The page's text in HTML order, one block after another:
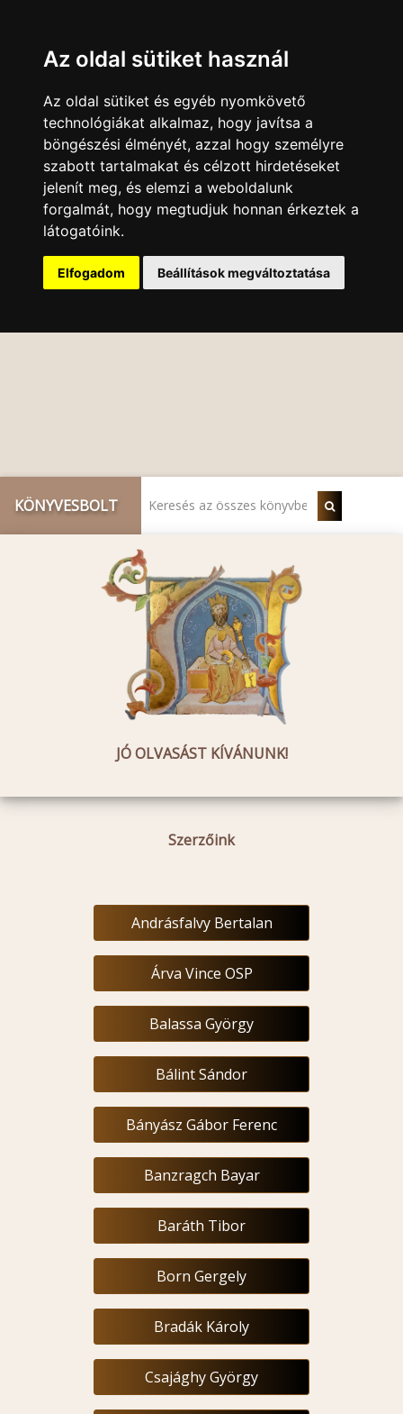
Az oldal sütiket használ
Az oldal sütiket és egyéb nyomkövető
technológiákat alkalmaz, hogy javítsa a
böngészési élményét, azzal hogy személyre
szabott tartalmakat és célzott hirdetéseket
jelenít meg, és elemzi a weboldalunk
forgalmát, hogy megtudjuk honnan érkeztek a
látogatóink.
Elfogadom Beállítások megváltoztatása
KÖNYVESBOLT
JÓ OLVASÁST KÍVÁNUNK!
Szerzőink
Andrásfalvy Bertalan
Árva Vince OSP
Balassa György
Bálint Sándor
Bányász Gábor Ferenc
Banzragch Bayar
Baráth Tibor
Born Gergely
Bradák Károly
Csajághy György